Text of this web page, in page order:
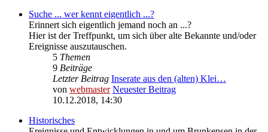
Suche ... wer kennt eigentlich ...?
Erinnert sich eigentlich jemand noch an ...?
Hier ist der Treffpunkt, um sich über alte Bekannte und/oder
Ereignisse auszutauschen.
5 Themen
9 Beiträge
Letzter Beitrag Inserate aus den (alten) Klei…
von webmaster Neuester Beitrag
10.12.2018, 14:30
Historisches